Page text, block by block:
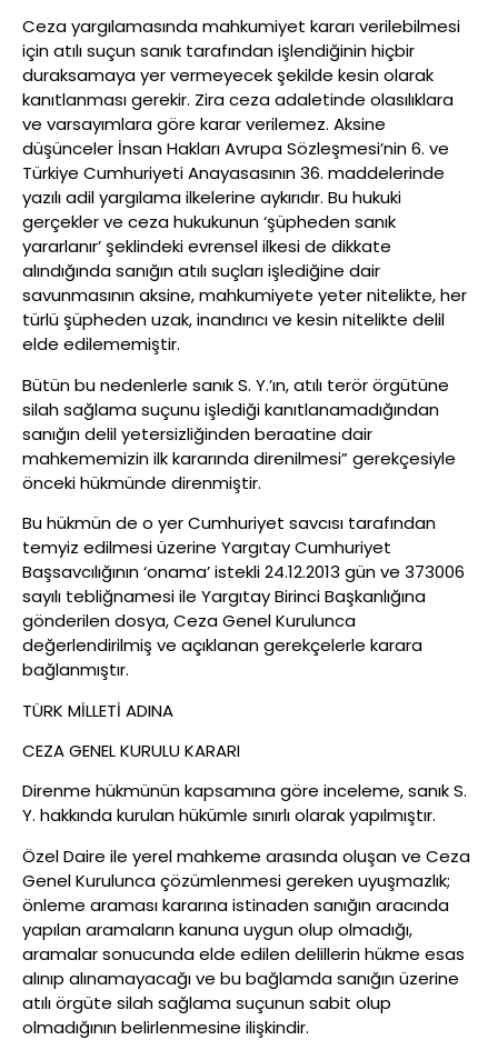
Ceza yargılamasında mahkumiyet kararı verilebilmesi
için atılı suçun sanık tarafından işlendiğinin hiçbir
duraksamaya yer vermeyecek şekilde kesin olarak
kanıtlanması gerekir. Zira ceza adaletinde olasılıklara
ve varsayımlara göre karar verilemez. Aksine
düşünceler İnsan Hakları Avrupa Sözleşmesi’nin 6. ve
Türkiye Cumhuriyeti Anayasasının 36. maddelerinde
yazılı adil yargılama ilkelerine aykırıdır. Bu hukuki
gerçekler ve ceza hukukunun ‘şüpheden sanık
yararlanır’ şeklindeki evrensel ilkesi de dikkate
alındığında sanığın atılı suçları işlediğine dair
savunmasının aksine, mahkumiyete yeter nitelikte, her
türlü şüpheden uzak, inandırıcı ve kesin nitelikte delil
elde edilememiştir.
Bütün bu nedenlerle sanık S. Y.’ın, atılı terör örgütüne
silah sağlama suçunu işlediği kanıtlanamadığından
sanığın delil yetersizliğinden beraatine dair
mahkememizin ilk kararında direnilmesi” gerekçesiyle
önceki hükmünde direnmiştir.
Bu hükmün de o yer Cumhuriyet savcısı tarafından
temyiz edilmesi üzerine Yargıtay Cumhuriyet
Başsavcılığının ‘onama’ istekli 24.12.2013 gün ve 373006
sayılı tebliğnamesi ile Yargıtay Birinci Başkanlığına
gönderilen dosya, Ceza Genel Kurulunca
değerlendirilmiş ve açıklanan gerekçelerle karara
bağlanmıştır.
TÜRK MİLLETİ ADINA
CEZA GENEL KURULU KARARI
Direnme hükmünün kapsamına göre inceleme, sanık S.
Y. hakkında kurulan hükümle sınırlı olarak yapılmıştır.
Özel Daire ile yerel mahkeme arasında oluşan ve Ceza
Genel Kurulunca çözümlenmesi gereken uyuşmazlık;
önleme araması kararına istinaden sanığın aracında
yapılan aramaların kanuna uygun olup olmadığı,
aramalar sonucunda elde edilen delillerin hükme esas
alınıp alınamayacağı ve bu bağlamda sanığın üzerine
atılı örgüte silah sağlama suçunun sabit olup
olmadığının belirlenmesine ilişkindir.